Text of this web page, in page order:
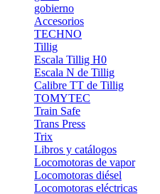
gobierno
Accesorios
TECHNO
Tillig
Escala Tillig H0
Escala N de Tillig
Calibre TT de Tillig
TOMYTEC
Train Safe
Trans Press
Trix
Libros y catálogos
Locomotoras de vapor
Locomotoras diésel
Locomotoras eléctricas